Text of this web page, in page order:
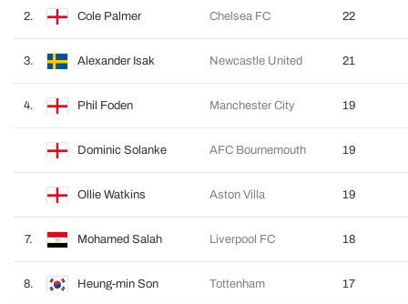
2. Cole Palmer Chelsea FC 22
3. Alexander Isak Newcastle United 21
4. Phil Foden Manchester City 19
Dominic Solanke AFC Bournemouth 19
Ollie Watkins Aston Villa 19
7. Mohamed Salah Liverpool FC 18
8. Heung-min Son Tottenham 17